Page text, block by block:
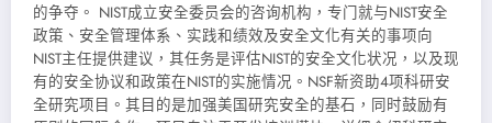
的争夺。 NIST成立安全委员会的咨询机构，专门就与NIST安全
政策、安全管理体系、实践和绩效及安全文化有关的事项向
NIST主任提供建议，其任务是评估NIST的安全文化状况，以及现
有的安全协议和政策在NIST的实施情况。NSF新资助4项科研安
全研究项目。其目的是加强美国研究安全的基石，同时鼓励有